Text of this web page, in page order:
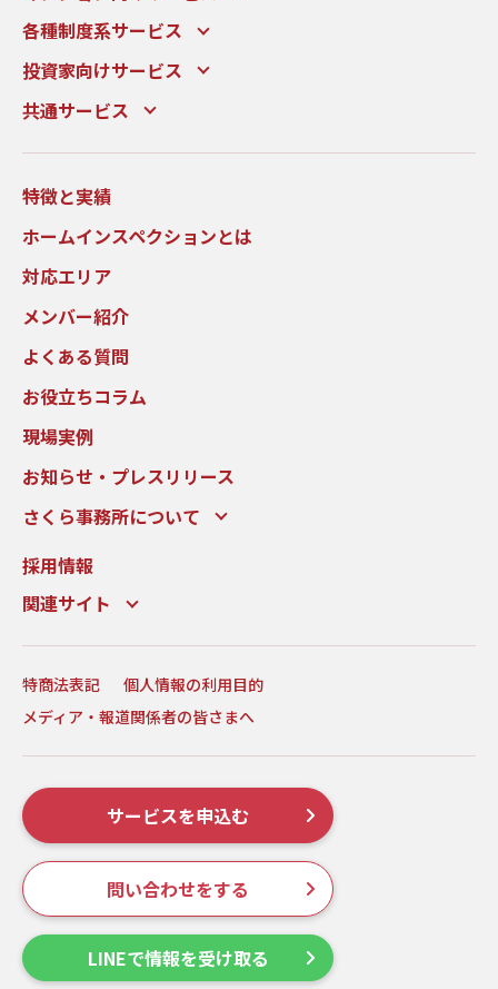
各種制度系サービス
投資家向けサービス
共通サービス
特徴と実績
ホームインスペクションとは
対応エリア
メンバー紹介
よくある質問
お役立ちコラム
現場実例
お知らせ・プレスリリース
さくら事務所について
採用情報
関連サイト
特商法表記
個人情報の利用目的
メディア・報道関係者の皆さまへ
サービスを申込む
問い合わせをする
LINEで情報を受け取る